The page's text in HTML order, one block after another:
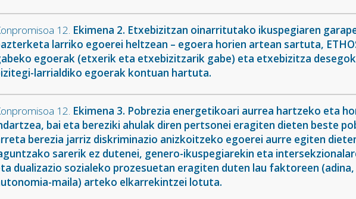
12. Ekimena 2. Etxebizitzan oinarritutako ikuspegiaren
larriko egoerei heltzean – egoera horien artean sartuta,
egoerak (etxerik eta etxebizitzarik gabe) eta etxebizitza
larrialdiko egoerak kontuan hartuta.
12. Ekimena 3. Pobrezia energetikoari aurrea hartzeko eta
bai eta bereziki ahulak diren pertsonei eragiten dieten beste
berezia jarriz diskriminazio anizkoitzeko egoerei aurre egiten
sarerik ez dutenei, genero-ikuspegiarekin eta
dualizazio sozialeko prozesuetan eragiten duten lau faktoreen
maila) arteko elkarrekintzei lotuta.